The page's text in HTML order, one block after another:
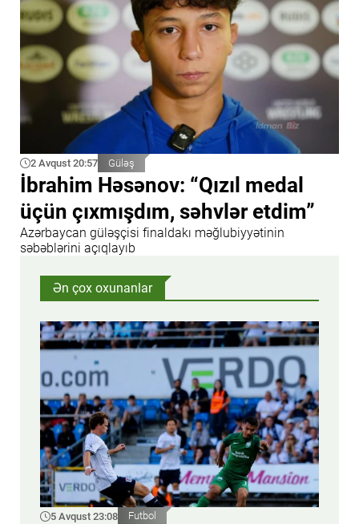
2 Avqust 20:57 Güləş
İbrahim Həsənov: “Qızıl medal
üçün çıxmışdım, səhvlər etdim”
Azərbaycan güləşçisi finaldakı məğlubiyyətinin
səbəblərini açıqlayıb
Ən çox oxunanlar
5 Avqust 23:08 Futbol